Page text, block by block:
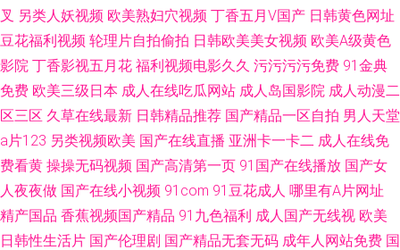
叉 另类人妖视频 欧美熟妇穴视频 丁香五月V国产 日韩黄色网址
豆花福利视频 轮理片自拍偷拍 日韩欧美美女视频 欧美A级黄色
影院 丁香影视五月花 福利视频电影久久 污污污污免费 91金典
免费 欧美三级日本 成人在线吃瓜网站 成人岛国影院 成人动漫二
区三区 久草在线最新 日韩精品推荐 国产精品一区自拍 男人天堂
a片123 另类视频欧美 国产在线直播 亚洲卡一卡二 成人在线免
费看黄 操操无码视频 国产高清第一页 91国产在线播放 国产女
人夜夜做 国产在线小视频 91com 91豆花成人 哪里有A片网址
精产国品 香蕉视频国产精品 91九色福利 成人国产无线视 欧美
日韩性生活片 国产伦理剧 国产精品无套无码 成年人网站免费 国